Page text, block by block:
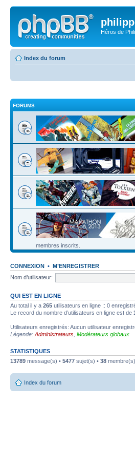
Héros de
Index du forum
FORUMS
membres inscrits.
CONNEXION • M’ENREGISTRER
Nom d’utilisateur:
QUI EST EN LIGNE
Au total il y a 265 utilisateurs en ligne :: 0
Le record du nombre d’utilisateurs en ligne est de
Utilisateurs enregistrés: Aucun utilisateur
Légende: Administrateurs Modérateurs globaux
STATISTIQUES
13789 message(s) • 5477 sujet(s) • 38
Index du forum